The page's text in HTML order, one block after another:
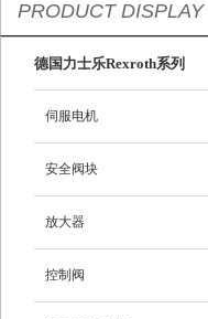
PRODUCT DISPLAY
德国力士乐Rexroth系列
伺服电机
安全阀块
放大器
控制阀